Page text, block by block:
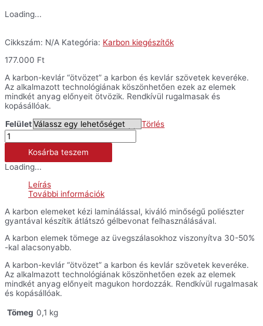
Loading...
Cikkszám: N/A Kategória: Karbon kiegészítők
177.000 Ft
A karbon-kevlár “ötvözet” a karbon és kevlár szövetek keveréke.
Az alkalmazott technológiának köszönhetően ezek az elemek
mindkét anyag előnyeit ötvözik. Rendkívül rugalmasak és
kopásállóak.
Felület
Törlés
Karbon
fejidom
verzió)
-
Panigale
'16
mennyiség
Kosárba teszem
Loading...
Leírás
További információk
A karbon elemeket kézi laminálással, kiváló minőségű poliészter
gyantával készítik átlátszó gélbevonat felhasználásával.
A karbon elemek tömege az üvegszálasokhoz viszonyítva 30-50%
-kal alacsonyabb.
A karbon-kevlár “ötvözet” a karbon és kevlár szövetek keveréke.
Az alkalmazott technológiának köszönhetően ezek az elemek
mindkét anyag előnyeit magukon hordozzák. Rendkívül rugalmasak
és kopásállóak.
Tömeg 0,1 kg